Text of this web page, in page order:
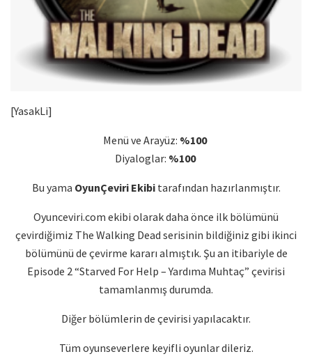
[YasakLi]
Menü ve Arayüz: %100
Diyaloglar: %100
Bu yama OyunÇeviri Ekibitarafından hazırlanmıştır.
Oyunceviri.com ekibi olarak daha önce ilk bölümünü
çevirdiğimiz The Walking Dead serisinin bildiğiniz gibi ikinci
bölümünü de çevirme kararı almıştık. Şu an itibariyle de
Episode 2 “Starved For Help – Yardıma Muhtaç” çevirisi
tamamlanmış durumda.
Diğer bölümlerin de çevirisi yapılacaktır.
Tüm oyunseverlere keyifli oyunlar dileriz.